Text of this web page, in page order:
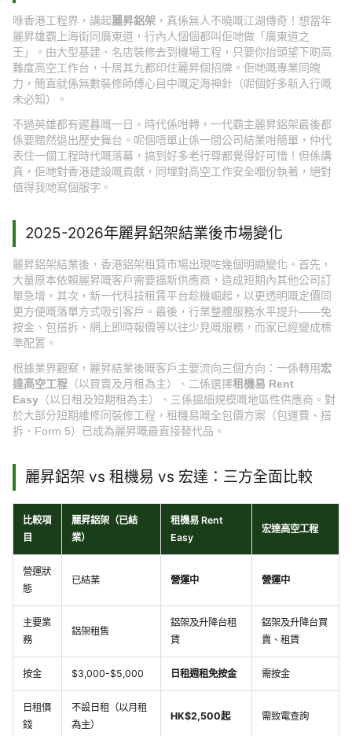
喺香港工程界，講起麗昇鋁架 ，真係無人不曉嘅江湖傳奇！想當年
麗昇雄霸上海街同廣東道，行內人個個都叫佢哋做「廣東道之
王」。由大型基建、名店裝修去到機場工程，只要你抬頭望下啲高
難度高空工作台，十居其九都印住麗昇個招牌。佢哋嘅專業同魄
力，簡直就係無數裝修師傅心目中嘅定海神針（呢個好多新入行嘅
未必知）。
不過英雄都有遲暮嘅一日。時代係咁轉，一代霸主麗昇鋁架最後都
係要黯然退出歷史舞台。呢個唔單止係一間公司結業咁簡單，仲代
表住一個工程時代嘅落幕，搞到好多老行尊都覺得好可惜！但係講
真，佢哋對香港建設嘅貢獻，同埋對高空工作安全嗰份執著，絕對
值得我哋寫個服字。
2025-2026年麗昇鋁架結業後市場變化
麗昇鋁架結業後，香港鋁架租賃市場出現咗幾個明顯變化。首先，
大量原本依賴麗昇嘅客戶需要搵新供應商，造成短期內其他公司訂
單急增。其次，新一代科技租賃平台趁機崛起，以更透明嘅定價同
更方便嘅落單方式吸引客戶。最後，行業整體服務水平提升——免
按金、包搭拆、網上即時報價等以往少見嘅服務，而家已經變成標
準配置。
根據業界觀察，麗昇結業後嘅客戶主要流向三個方向：一係轉用宏
達高空工程 （以買賣及月租為主）、二係選擇租機易 Rent
Easy （以日租及短期租為主）、三係搵細規模嘅地區性供應商。對
於大部分短期維修同裝修工程，租機易嘅全包價方案（包運費、搭
拆、Form 5）已成為麗昇嘅最直接替代品。
麗昇鋁架 vs 租機易 vs 宏達：三方全面比較
比較項
目
麗昇鋁架（已結
業）
租機易 Rent
Easy
宏達高空工程
營運狀
態
已結業 營運中 營運中
主要業
務
鋁架租售
鋁架及升降台租
賃
鋁架及升降台買
賣、租賃
按金 $3,000-$5,000 日租週租免按金 需按金
日租價
錢
不設日租（以月租
為主）
HK$2,500起 需致電查詢